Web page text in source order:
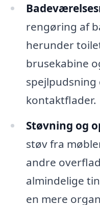
rengøring af
herunder
brusekabine
kontaktflader.
Støvning og
støv fra
andre
almindelige
en mere